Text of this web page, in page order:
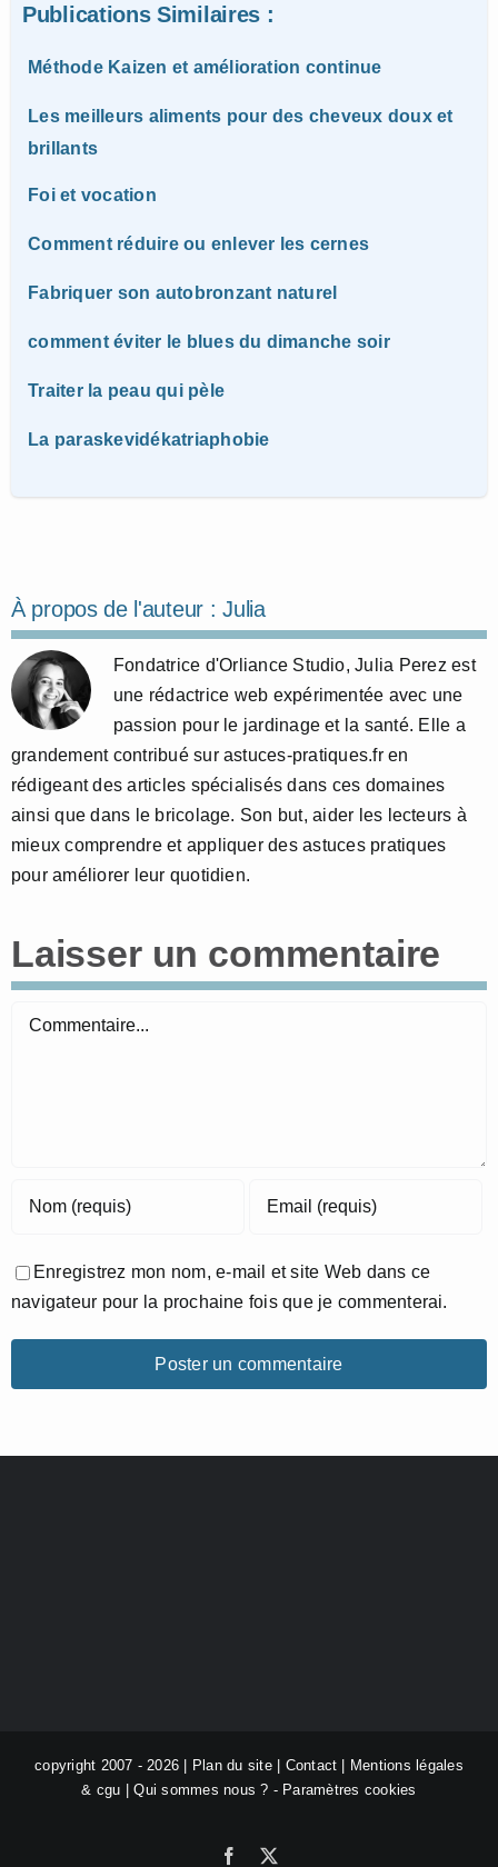
Publications Similaires :
Méthode Kaizen et amélioration continue
Les meilleurs aliments pour des cheveux doux et
brillants
Foi et vocation
Comment réduire ou enlever les cernes
Fabriquer son autobronzant naturel
comment éviter le blues du dimanche soir
Traiter la peau qui pèle
La paraskevidékatriaphobie
À propos de l'auteur :Julia
Fondatrice d'Orliance Studio, Julia Perez est
une rédactrice web expérimentée avec une
passion pour le jardinage et la santé. Elle a
grandement contribué sur astuces-pratiques.fr en
rédigeant des articles spécialisés dans ces domaines
ainsi que dans le bricolage. Son but, aider les lecteurs à
mieux comprendre et appliquer des astuces pratiques
pour améliorer leur quotidien.
Laisser un commentaire
Commentaire
Enregistrez mon nom, e-mail et site Web dans ce
navigateur pour la prochaine fois que je commenterai.
copyright 2007 - 2026 | Plan du site| Contact
Mentions légales
& cgu |Qui sommes nous ? - Paramètres cookies
Facebook